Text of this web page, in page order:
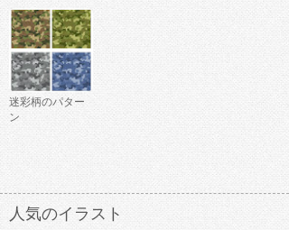
迷彩柄のパター
ン
人気のイラスト